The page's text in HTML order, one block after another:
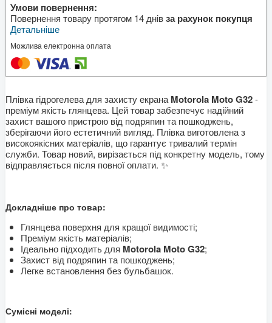
Умови повернення:
Повернення товару протягом 14 днівза рахунок покупця
Детальніше
Можлива електронна оплата
Плівка гідрогелева для захисту екранаMotorola Moto G32-
преміум якість глянцева. Цей товар забезпечує надійний
захист вашого пристрою від подряпин та пошкоджень,
зберігаючи його естетичний вигляд. Плівка виготовлена з
високоякісних матеріалів, що гарантує тривалий термін
служби. Товар новий, вирізається під конкретну модель, тому
відправляється після повної оплати. ✨
Докладніше про товар:
Глянцева поверхня для кращої видимості;
Преміум якість матеріалів;
Ідеально підходить для Motorola Moto G32;
Захист від подряпин та пошкоджень;
Легке встановлення без бульбашок.
Сумісні моделі: